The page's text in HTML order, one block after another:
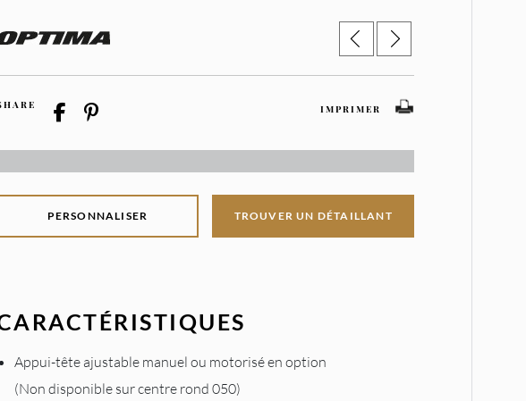
IMPRIMER
PERSONNALISER TROUVER UN DÉTAILLANT
Appui-tête ajustable manuel ou motorisé en option
(Non disponible sur centre rond 050)